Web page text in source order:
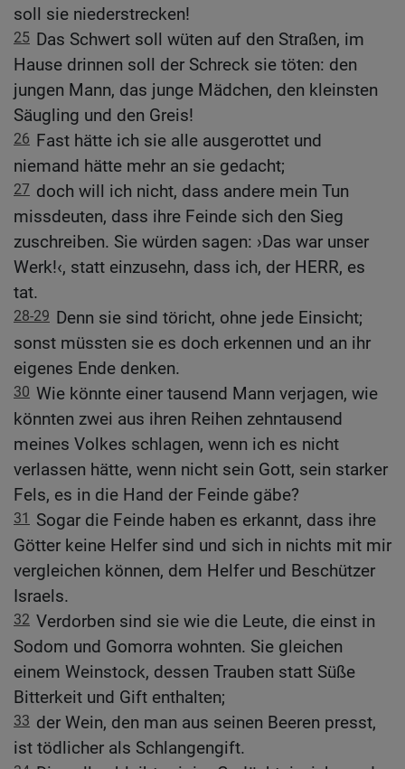
soll sie niederstrecken!
25 Das Schwert soll wüten auf den Straßen, im
Hause drinnen soll der Schreck sie töten: den
jungen Mann, das junge Mädchen, den kleinsten
Säugling und den Greis!
26 Fast hätte ich sie alle ausgerottet und
niemand hätte mehr an sie gedacht;
27 doch will ich nicht, dass andere mein Tun
missdeuten, dass ihre Feinde sich den Sieg
zuschreiben. Sie würden sagen: ›Das war unser
Werk!‹, statt einzusehn, dass ich, der HERR, es
tat.
28-29 Denn sie sind töricht, ohne jede Einsicht;
sonst müssten sie es doch erkennen und an ihr
eigenes Ende denken.
30 Wie könnte einer tausend Mann verjagen, wie
könnten zwei aus ihren Reihen zehntausend
meines Volkes schlagen, wenn ich es nicht
verlassen hätte, wenn nicht sein Gott, sein starker
Fels, es in die Hand der Feinde gäbe?
31 Sogar die Feinde haben es erkannt, dass ihre
Götter keine Helfer sind und sich in nichts mit mir
vergleichen können, dem Helfer und Beschützer
Israels.
32 Verdorben sind sie wie die Leute, die einst in
Sodom und Gomorra wohnten. Sie gleichen
einem Weinstock, dessen Trauben statt Süße
Bitterkeit und Gift enthalten;
33 der Wein, den man aus seinen Beeren presst,
ist tödlicher als Schlangengift.